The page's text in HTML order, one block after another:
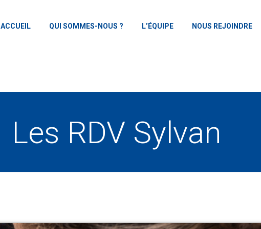
ACCUEIL QUI SOMMES-NOUS ? L’ÉQUIPE NOUS REJOINDRE
Les RDV Sylvan